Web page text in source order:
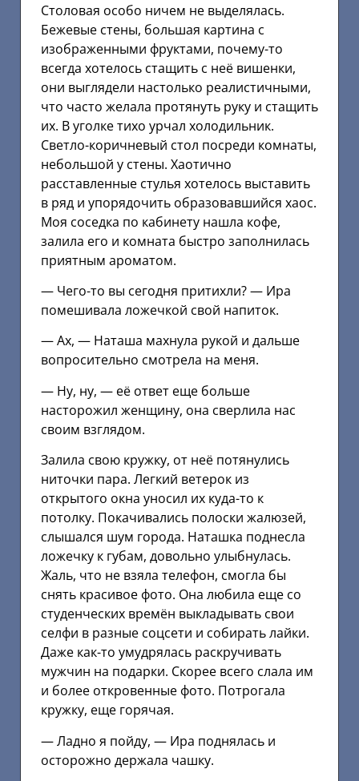
Столовая особо ничем не выделялась.
Бежевые стены, большая картина с
изображенными фруктами, почему-то
всегда хотелось стащить с неё вишенки,
они выглядели настолько реалистичными,
что часто желала протянуть руку и стащить
их. В уголке тихо урчал холодильник.
Светло-коричневый стол посреди комнаты,
небольшой у стены. Хаотично
расставленные стулья хотелось выставить
в ряд и упорядочить образовавшийся хаос.
Моя соседка по кабинету нашла кофе,
залила его и комната быстро заполнилась
приятным ароматом.
— Чего-то вы сегодня притихли? — Ира
помешивала ложечкой свой напиток.
— Ах, — Наташа махнула рукой и дальше
вопросительно смотрела на меня.
— Ну, ну, — её ответ еще больше
насторожил женщину, она сверлила нас
своим взглядом.
Залила свою кружку, от неё потянулись
ниточки пара. Легкий ветерок из
открытого окна уносил их куда-то к
потолку. Покачивались полоски жалюзей,
слышался шум города. Наташка поднесла
ложечку к губам, довольно улыбнулась.
Жаль, что не взяла телефон, смогла бы
снять красивое фото. Она любила еще со
студенческих времён выкладывать свои
селфи в разные соцсети и собирать лайки.
Даже как-то умудрялась раскручивать
мужчин на подарки. Скорее всего слала им
и более откровенные фото. Потрогала
кружку, еще горячая.
— Ладно я пойду, — Ира поднялась и
осторожно держала чашку.